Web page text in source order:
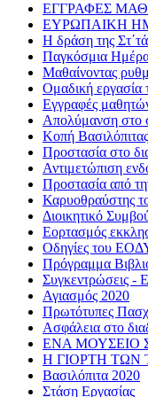
ΕΓΓΡΑΦΕΣ
ΕΥΡΩΠΑΙΚΗ
Η δράση της
Παγκόσμια
Μαθαίνοντας
Ομαδική εργασία
Εγγραφές
Απολύμανση στο
Κοπή
Προστασία στο
Αντιμετώπιση
Προστασία από
Καρυοθραύστης
Διοικητικό
Εορτασμός
Οδηγίες του
Πρόγραμμα
Συγκεντρώσεις -
Αγιασμός 2020
Πρωτότυπες
Ασφάλεια στο
ΕΝΑ ΜΟΥΣΕΙΟ
Η ΓΙΟΡΤΗ ΤΩΝ
Βασιλόπιτα 2020
Στάση Εργασίας